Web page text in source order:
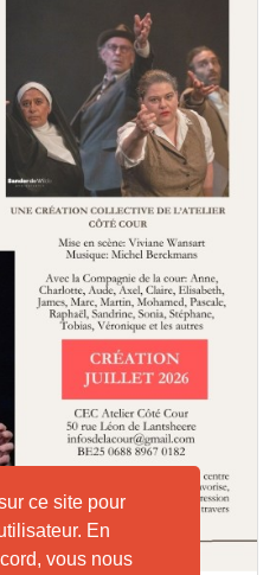
ce site pour
En
vous nous